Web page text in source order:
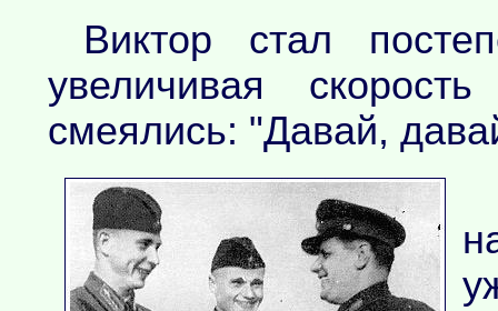
Виктор стал
увеличивая
смеялись: "Давай,